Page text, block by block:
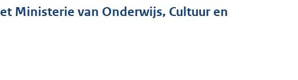
Ministerie van Onderwijs, Cultuur en